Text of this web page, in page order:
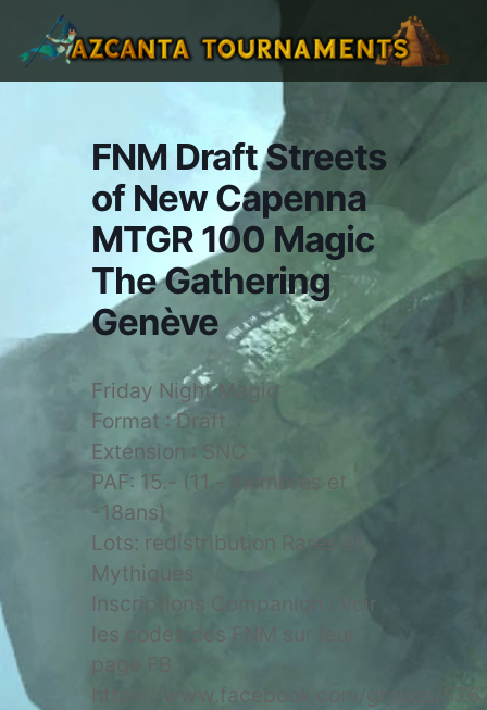
FNM Draft Streets
of New Capenna
MTGR 100 Magic
The Gathering
Genève
Friday Night Magic
Format : Draft
Extension : SNC
PAF: 15.- (11.- membres et
-18ans)
Lots: redistribution Rares et
Mythiques
Inscriptions Companion : Voir
les codes des FNM sur leur
page FB :
https://www.facebook.com/groups/